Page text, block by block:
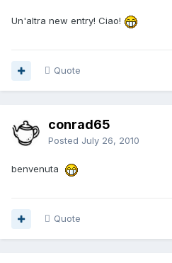
Un'altra new entry! Ciao!
Quote
conrad65
Posted July 26, 2010
benvenuta
Quote